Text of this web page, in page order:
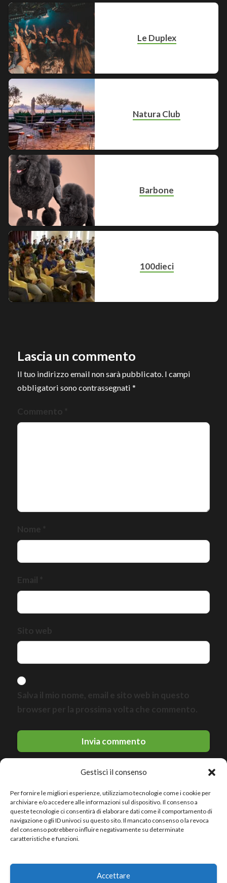
Gestisci il consenso
Per fornire le migliori esperienze, utilizziamo tecnologie come i cookie per
archiviare e/o accedere alle informazioni sul dispositivo. Il consenso a
queste tecnologie ci consentirà di elaborare dati come il comportamento di
navigazione o gli ID univoci su questo sito. Il mancato consenso o la revoca
del consenso potrebbero influire negativamente su determinate
caratteristiche e funzioni.
Accettare
Le Duplex
Natura Club
Barbone
100dieci
Lascia un commento
Il tuo indirizzo email non sarà pubblicato. I campi
obbligatori sono contrassegnati *
Commento
Nome
Sito web
Salva il mio nome, email e sito web in questo
browser per la prossima volta che commento.
© 2026 Le migliori discoteche · All rights reserved
Avviso legale